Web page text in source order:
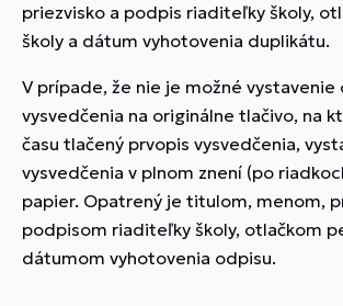
priezvisko a podpis riaditeľky školy,
školy a dátum vyhotovenia duplikátu.
V prípade, že nie je možné vystavenie
vysvedčenia na originálne tlačivo, na
času tlačený prvopis vysvedčenia,
vysvedčenia v plnom znení (po
papier. Opatrený je titulom, menom,
podpisom riaditeľky školy, otlačkom
dátumom vyhotovenia odpisu.